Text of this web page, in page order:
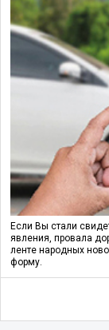
Если Вы стали
явления, провала
ленте народных
форму.